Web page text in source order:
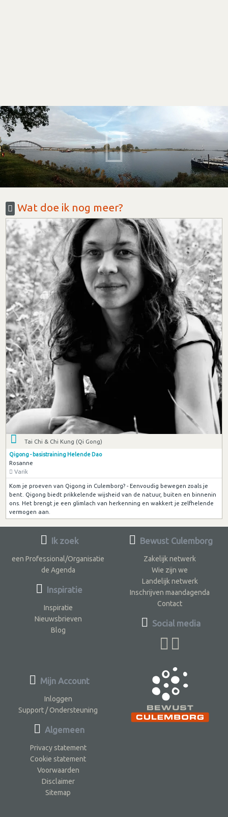
Wat doe ik nog meer?
Tai Chi & Chi Kung (Qi Gong)
Qigong - basistraining Helende Dao
Rosanne
Varik
Kom je proeven van Qigong in Culemborg? - Eenvoudig bewegen zoals je
bent. Qigong biedt prikkelende wijsheid van de natuur, buiten en binnenin
ons. Het brengt je een glimlach van herkenning en wakkert je zelfhelende
vermogen aan.
Ik zoek
een Professional/Organisatie
de Agenda
Inspiratie
Inspiratie
Nieuwsbrieven
Blog
Bewust Culemborg
Zakelijk netwerk
Wie zijn we
Landelijk netwerk
Inschrijven maandagenda
Contact
Social media
Mijn Account
Inloggen
Support / Ondersteuning
Algemeen
Privacy statement
Cookie statement
Voorwaarden
Disclaimer
Sitemap